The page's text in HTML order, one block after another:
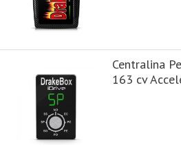
Centralina
163 cv